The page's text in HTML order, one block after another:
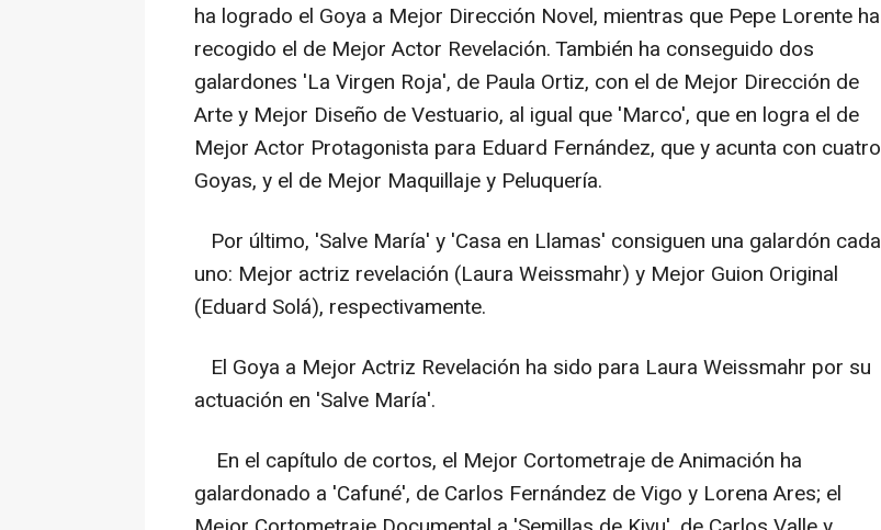
ha logrado el Goya a Mejor Dirección Novel, mientras que Pepe Lorente ha
recogido el de Mejor Actor Revelación. También ha conseguido dos
galardones 'La Virgen Roja', de Paula Ortiz, con el de Mejor Dirección de
Arte y Mejor Diseño de Vestuario, al igual que 'Marco', que en logra el de
Mejor Actor Protagonista para Eduard Fernández, que y acunta con cuatro
Goyas, y el de Mejor Maquillaje y Peluquería.
Por último, 'Salve María' y 'Casa en Llamas' consiguen una galardón cada
uno: Mejor actriz revelación (Laura Weissmahr) y Mejor Guion Original
(Eduard Solá), respectivamente.
El Goya a Mejor Actriz Revelación ha sido para Laura Weissmahr por su
actuación en 'Salve María'.
En el capítulo de cortos, el Mejor Cortometraje de Animación ha
galardonado a 'Cafuné', de Carlos Fernández de Vigo y Lorena Ares; el